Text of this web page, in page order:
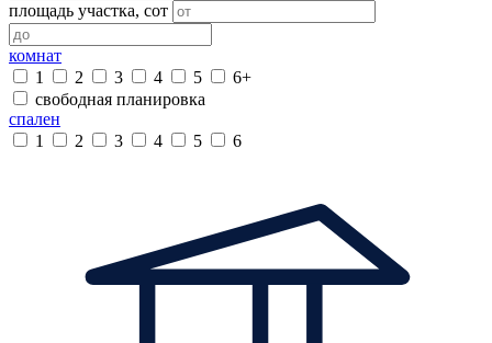
площадь участка, сот
комнат
1
2 3 4 5
6+
свободная планировка
спален
1
2 3 4 5 6